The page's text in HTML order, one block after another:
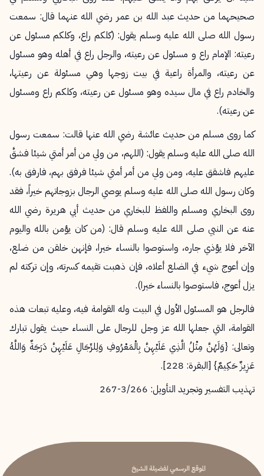
صحيحهما من حديث عبد الله بن عمر رضي الله عنهما قال: سمعت
رسول الله صلى الله عليه وسلم يقول: (كلكم راع، وكلكم مسئول عن
رعيته: الإمام راع و مسئول عن رعيته، والرجل راع في أهله وهو مسئول
عن رعيته، والمرأة راعية في بيت زوجها وهي مسئولة عن رعيتها،
والخادم راع في مال سيده وهو مسئول عن رعيته، وكلكم راع ومسئول
عن رعيته).
كما روى مسلم من حديث عائشة رضي الله عنها قالت: سمعت رسول
الله صلى الله عليه وسلم يقول: (اللهم، من ولي من أمر أمتي شيئا فشقَّ
عليهم فاشقق عليه، ومن ولي من أمر أمتي شيئا فرفق بهم، فارفق به).
وكان رسول الله صلى الله عليه وسلم يوصي الرجال بزوجاتهم خيراً، فقد
روى البخاري ومسلم واللفظ للبخاري من حديث أبي هريرة رضي الله
عنه عن النبي صلى الله عليه وسلم قال: (من كان يؤمن بالله واليوم
الآخر فلا يؤذي جاره، واستوصوا بالنساء خيرا، فإنهن خلقن من ضلع،
وإن أعوج شيء في الضلع أعلاه، فإن ذهبت تقيمه كسرته، وإن تركته لم
يزل أعوج، فاستوصوا بالنساء خيرا).
فالرجل هو المسئول الأول في البيت وله القوامة فيه، وعليه تبعات هذه
القوامة، التي جعلها الله عز وجل للرجال على النساء حيث يقول تبارك
وتعالى: {وَلَهُنَّ مِثْلُ الَّذِي عَلَيْهِنَّ بِالْمَعْرُوفِ وَلِلرِّجَالِ عَلَيْهِنَّ دَرَجَةٌ وَاللَّهُ
عَزِيزٌ حَكِيمٌ} [البقرة: 228].
تهذيب التفسير وتجريد التأويل: 3/266-267